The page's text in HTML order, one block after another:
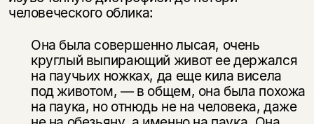
человеческого облика:
Она была совершенно лысая, очень
круглый выпирающий живот ее дер­жался
на паучьих ножках, да еще кила висела
под животом, — в общем, она была похожа
на паука, но отнюдь не на человека, даже